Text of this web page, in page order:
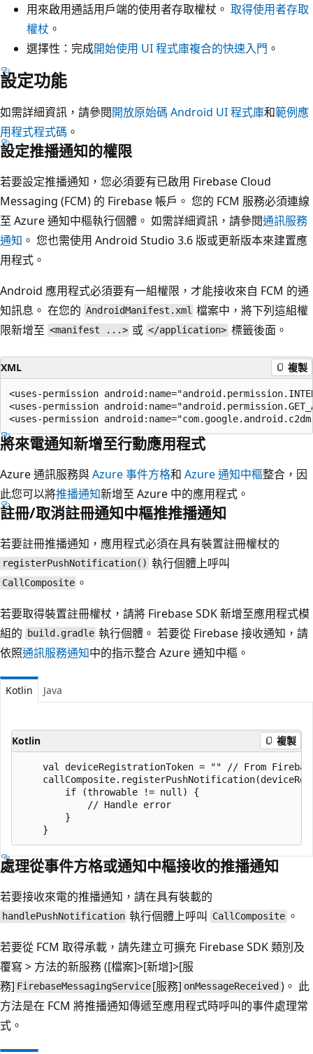
用來啟用通話用戶端的使用者存取權杖。 取得使用者存取
權杖 。
選擇性：完成開始使用 UI 程式庫複合的快速入門 。
設定功能
如需詳細資訊，請參閱開放原始碼 Android UI 程式庫和範例應
用程式程式碼 。
設定推播通知的權限
若要設定推播通知，您必須要有已啟用 Firebase Cloud
Messaging (FCM) 的 Firebase 帳戶。 您的 FCM 服務必須連線
至 Azure 通知中樞執行個體。 如需詳細資訊，請參閱通訊服務
通知 。 您也需使用 Android Studio 3.6 版或更新版本來建置應
用程式。
Android 應用程式必須要有一組權限，才能接收來自 FCM 的通
知訊息。 在您的 AndroidManifest.xml 檔案中，將下列這組權
限新增至 <manifest ...> 或 </application> 標籤後面。
XML 複製
<uses-permission
<uses-permission
將來電通知新增至行動應用程式
Azure 通訊服務與Azure 事件方格和 Azure 通知中樞整合，因
此您可以將推播通知新增至 Azure 中的應用程式。
註冊/取消註冊通知中樞推推播通知
若要註冊推播通知，應用程式必須在具有裝置註冊權杖的
registerPushNotification() 執行個體上呼叫
CallComposite 。
若要取得裝置註冊權杖，請將 Firebase SDK 新增至應用程式模
組的
build.gradle 執行個體。 若要從 Firebase 接收通知，請
依照通訊服務通知中的指示整合 Azure 通知中樞。
Kotlin Java
Kotlin 複製
val deviceRegistrationToken = "" // From
        if (throwable != null) {
            // Handle error
        }
處理從事件方格或通知中樞接收的推播通知
若要接收來電的推播通知，請在具有裝載的
handlePushNotification 執行個體上呼叫 CallComposite 。
若要從 FCM 取得承載，請先建立可擴充 Firebase SDK 類別及
覆寫 > 方法的新服務 ([檔案]>[新增]>[服
務] FirebaseMessagingService [服務] onMessageReceived )。 此
方法是在 FCM 將推播通知傳遞至應用程式時呼叫的事件處理常
式。